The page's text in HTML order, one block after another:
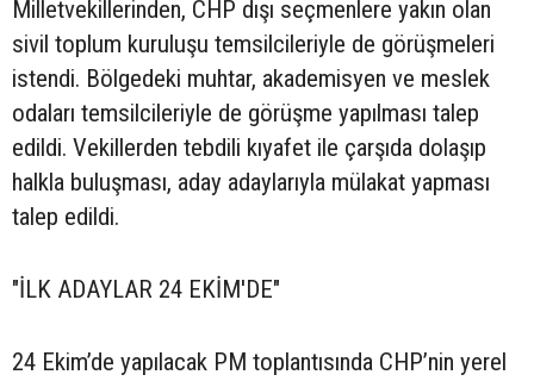
Milletvekillerinden, CHP dışı seçmenlere yakın olan
sivil toplum kuruluşu temsilcileriyle de görüşmeleri
istendi. Bölgedeki muhtar, akademisyen ve meslek
odaları temsilcileriyle de görüşme yapılması talep
edildi. Vekillerden tebdili kıyafet ile çarşıda dolaşıp
halkla buluşması, aday adaylarıyla mülakat yapması
talep edildi.
"İLK ADAYLAR 24 EKİM'DE"
24 Ekim’de yapılacak PM toplantısında CHP’nin yerel